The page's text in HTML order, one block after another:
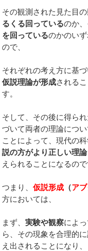
その観測された見た目の
るくる回っているのか
を回っているのかのい
ので、
それぞれの考え方に基づ
仮説理論が形成される
す。
そして、その後に得られ
づいて両者の理論につ
ことによって、現代の
説の方がより正しい理論
えられることになるので
つまり、仮説形成 （ア
方においては、
まず、実験や観察によ
ら、その現象を合理的
え出されることになり、